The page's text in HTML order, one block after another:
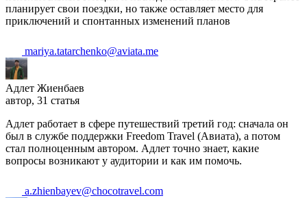
планирует свои поездки, но также оставляет место для
приключений и спонтанных изменений планов
mariya.tatarchenko@aviata.me
Адлет Жиенбаев
автор, 31 статья
Адлет работает в сфере путешествий третий год: сначала он
был в службе поддержки Freedom Travel (Авиата), а потом
стал полноценным автором. Адлет точно знает, какие
вопросы возникают у аудитории и как им помочь.
a.zhienbayev@chocotravel.com